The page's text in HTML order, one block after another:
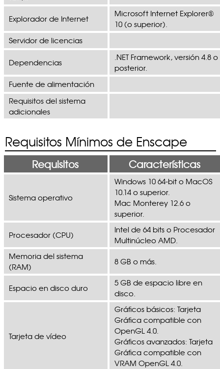
Explorador de Internet
Microsoft Internet Explorer®
10 (o superior).
Servidor de licencias
Dependencias
.NET Framework, versión 4.8 o
posterior.
Fuente de alimentación
Requisitos del sistema
adicionales
Requisitos Mínimos de Enscape
Requisitos Características
Sistema operativo
Windows 10 64-bit o MacOS
10.14 o superior.
Mac Monterey 12.6 o
superior.
Procesador (CPU)
Intel de 64 bits o Procesador
Multinúcleo AMD.
Memoria del sistema
(RAM)
8 GB o más.
Espacio en disco duro
5 GB de espacio libre en
disco.
Tarjeta de vídeo
Gráficos básicos: Tarjeta
Gráfica compatible con
OpenGL 4.0.
Gráficos avanzados: Tarjeta
Gráfica compatible con
VRAM OpenGL 4.0.